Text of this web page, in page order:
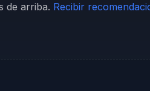
de arriba. Recibir